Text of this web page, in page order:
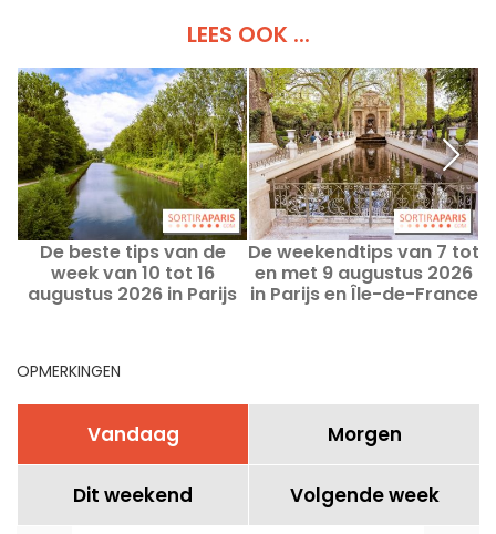
LEES OOK ...
De beste tips van de
week van 10 tot 16
augustus 2026 in Parijs
De weekendtips van 7 tot
en met 9 augustus 2026
in Parijs en Île-de-France
OPMERKINGEN
Vandaag Morgen
Dit weekend Volgende week